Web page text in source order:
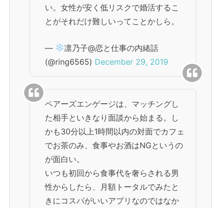
い。女性が安く低リスクで婚活するこ
とがそれだけ難しいってことかしら。
—
凛乃子@恋と仕事の内緒話
(@ring6565) December 29, 2019
ペアーズエンゲージは、マッチングし
た相手といきなり面談から始まる。し
かも30分以上1時間以内の対面でカフェ
でお茶のみ、食事やお酒はNGというの
が面白い。
いつも初回から食事代を奢らされる男
性からしたら、月額トータルでみたと
きにコスパがいいアプリなのではなか